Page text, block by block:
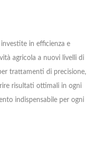
in efficienza e
agricola a nuovi livelli di
trattamenti di precisione,
risultati ottimali in ogni
indispensabile per ogni